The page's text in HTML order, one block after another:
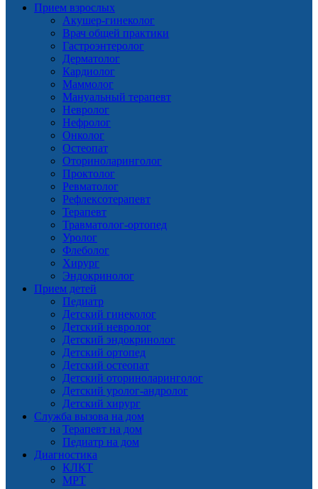
Прием взрослых
Акушер-гинеколог
Врач общей практики
Гастроэнтеролог
Дерматолог
Кардиолог
Маммолог
Мануальный терапевт
Невролог
Нефролог
Онколог
Остеопат
Оториноларинголог
Проктолог
Ревматолог
Рефлексотерапевт
Терапевт
Травматолог-ортопед
Уролог
Флеболог
Хирург
Эндокринолог
Прием детей
Педиатр
Детский гинеколог
Детский невролог
Детский эндокринолог
Детский ортопед
Детский остеопат
Детский оториноларинголог
Детский уролог-андролог
Детский хирург
Служба вызова на дом
Терапевт на дом
Педиатр на дом
Диагностика
КЛКТ
МРТ